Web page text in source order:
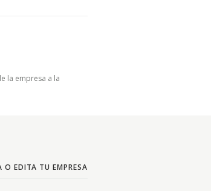
la empresa a la
O EDITA TU EMPRESA